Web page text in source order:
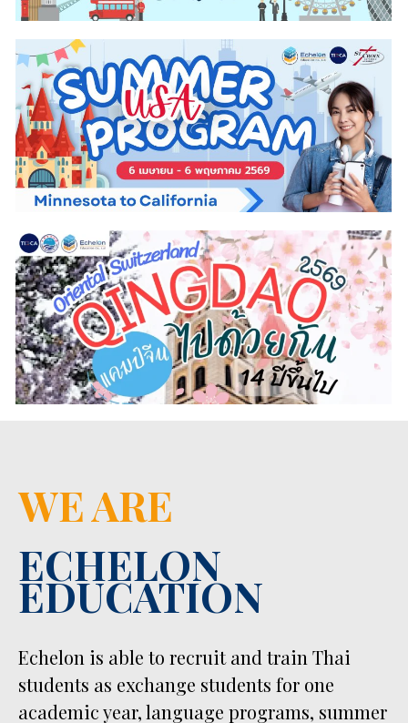
WE ARE
ECHELON
EDUCATION
Echelon is able to recruit and train Thai
students as exchange students for one
academic year, language programs, summer